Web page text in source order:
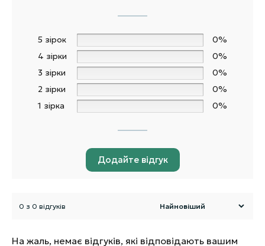
5 зірок
0%
4 зірки
0%
3 зірки
0%
2 зірки
0%
1 зірка
0%
Додайте відгук
0 з 0 відгуків
На жаль, немає відгуків, які відповідають вашим